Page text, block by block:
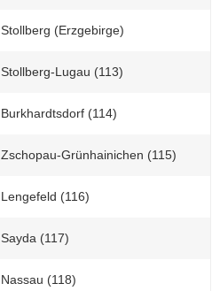
Stollberg (Erzgebirge)
Stollberg-Lugau (113)
Burkhardtsdorf (114)
Zschopau-Grünhainichen (115)
Lengefeld (116)
Sayda (117)
Nassau (118)